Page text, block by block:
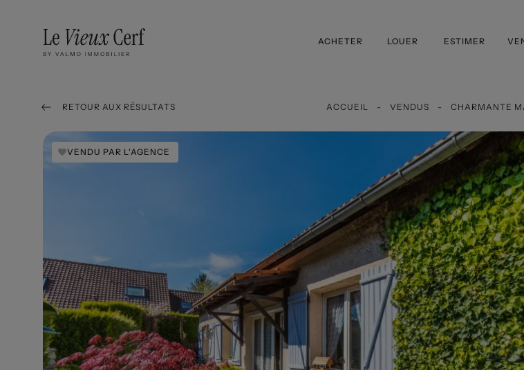
ACHETER LOUER ESTIMER
ACCUEIL VENDUS CHARMANTE
RETOUR AUX RÉSULTATS
VENDU PAR L'AGENCE